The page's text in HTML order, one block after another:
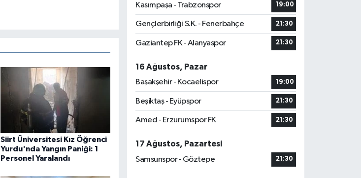
Siirt Üniversitesi Kız Öğrenci
Yurdu'nda Yangın Paniği: 1
Personel Yaralandı
Kasımpaşa - Trabzonspor 19:00
Gençlerbirliği S.K. - Fenerbahçe 21:30
Gaziantep FK - Alanyaspor 21:30
16 Ağustos, Pazar
Başakşehir - Kocaelispor
19:00
Beşiktaş - Eyüpspor 21:30
Amed - Erzurumspor FK 21:30
17 Ağustos, Pazartesi
Samsunspor - Göztepe
21:30